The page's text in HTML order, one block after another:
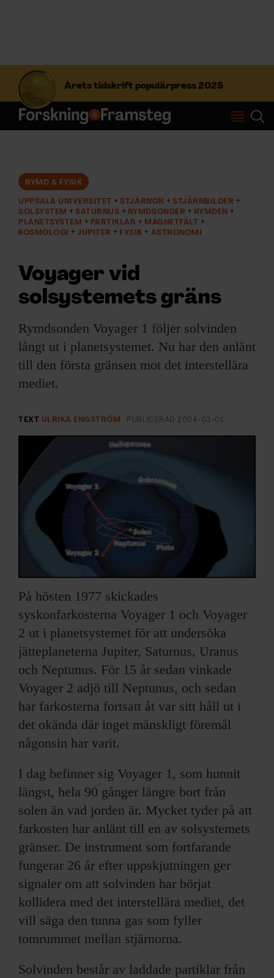
Årets tidskrift populärpress 2025
S
f
t
Prenumerera
NYHETSBREV
ARKIV & E-TIDNING
LYSSNA/PODD
EVENEMANG & RESOR
SHOP
SKRIV I F&F
PRENUMERERA PÅ F&F
ANNONSERA I F&F
OM F&F
RYMD & FYSIK
UPPSALA UNIVERSITET STJÄRNOR
STJÄRNBILDER
SOLSYSTEM
SATURNUS RYMDSONDER
RYMDEN
PLANETSYSTEM
PARTIKLAR
MAGNETFÄLT
KOSMOLOGI
JUPITER FYSIK ASTRONOMI
Voyager vid
solsystemets gräns
Rymdsonden Voyager 1 följer solvinden
långt ut i planetsystemet. Nu har den anlänt
till den första gränsen mot det interstellära
mediet.
TEXT ULRIKA ENGSTRÖM PUBLICERAD 2004-03-01
På hösten 1977 skickades
syskonfarkosterna Voyager 1 och Voyager
2 ut i planetsystemet för att undersöka
jätteplaneterna Jupiter, Saturnus, Uranus
och Neptunus. För 15 år sedan vinkade
Voyager 2 adjö till Neptunus, och sedan
har farkosterna fortsatt åt var sitt håll ut i
det okända där inget mänskligt föremål
någonsin har varit.
I dag befinner sig Voyager 1, som hunnit
längst, hela 90 gånger längre bort från
solen än vad jorden är. Mycket tyder på att
farkosten har anlänt till en av solsystemets
gränser. De instrument som fortfarande
fungerar 26 år efter uppskjutningen ger
signaler om att solvinden har börjat
kollidera med det interstellära mediet, det
vill säga den tunna gas som fyller
tomrummet mellan stjärnorna.
Solvinden består av laddade partiklar från